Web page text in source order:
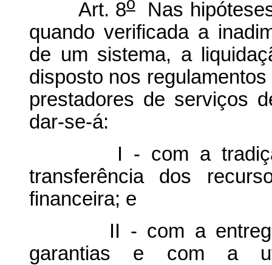
Art. 8 Nas
quando verificada a
de um sistema, a
disposto nos
prestadores de serviços
dar-se-á:
I - com a tradição
transferência dos
financeira; e
II - com a entrega
garantias e com a